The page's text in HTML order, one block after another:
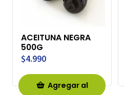
ACEITUNA NEGRA
500G
$4.990
Agregar al